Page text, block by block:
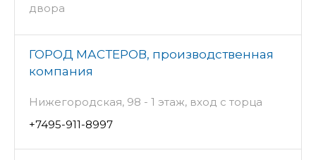
двора
ГОРОД МАСТЕРОВ, производственная
компания
Нижегородская, 98 - 1 этаж, вход с торца
+7495-911-8997